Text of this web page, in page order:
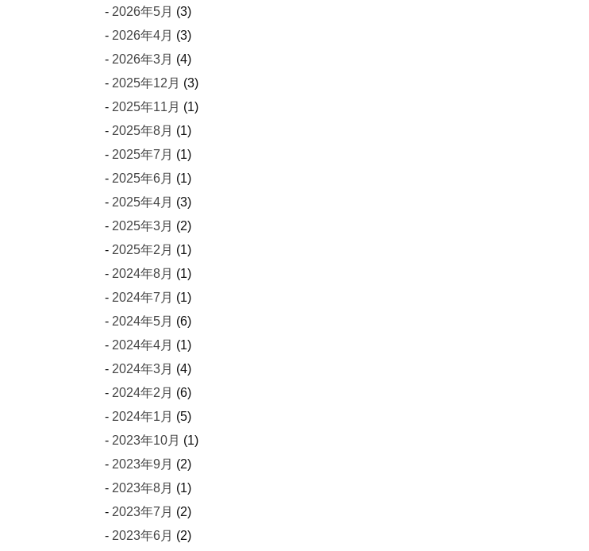
2026年5月 (3)
2026年4月 (3)
2026年3月 (4)
2025年12月 (3)
2025年11月 (1)
2025年8月 (1)
2025年7月 (1)
2025年6月 (1)
2025年4月 (3)
2025年3月 (2)
2025年2月 (1)
2024年8月 (1)
2024年7月 (1)
2024年5月 (6)
2024年4月 (1)
2024年3月 (4)
2024年2月 (6)
2024年1月 (5)
2023年10月 (1)
2023年9月 (2)
2023年8月 (1)
2023年7月 (2)
2023年6月 (2)